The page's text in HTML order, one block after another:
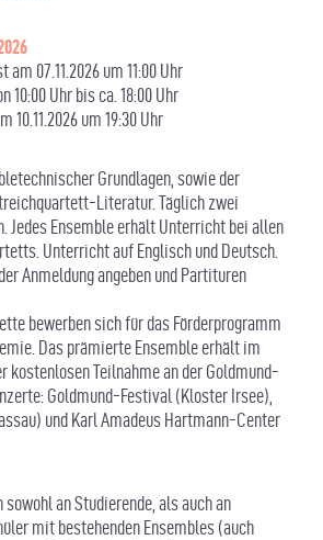
07.11.2026 um 11:00 Uhr
10:00 Uhr bis ca. 18:00 Uhr
10.11.2026 um 19:30 Uhr
Grundlagen, sowie der
Literatur. Täglich zwei
Jedes Ensemble erhält Unterricht bei allen
Unterricht auf Englisch und Deutsch.
Anmeldung angeben und Partituren
bewerben sich für das Förderprogramm
Das prämierte Ensemble erhält im
kostenlosen Teilnahme an der Goldmund-
Goldmund-Festival (Kloster Irsee),
und Karl Amadeus Hartmann-Center
an Studierende, als auch an
mit bestehenden Ensembles (auch